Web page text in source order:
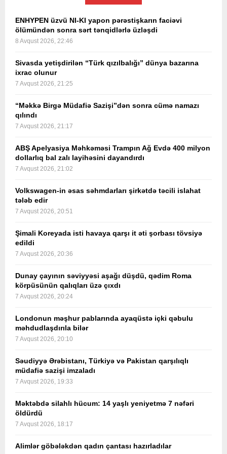
ENHYPEN üzvü NI-KI yapon pərəstişkarın faciəvi
ölümündən sonra sərt tənqidlərlə üzləşdi
8 Avqust 2026, 22:46
Sivasda yetişdirilən “Türk qızılbalığı” dünya bazarına
ixrac olunur
7 Avqust 2026, 21:25
“Məkkə Birgə Müdafiə Sazişi”dən sonra cümə namazı
qılındı
7 Avqust 2026, 21:17
ABŞ Apelyasiya Məhkəməsi Trampın Ağ Evdə 400 milyon
dollarlıq bal zalı layihəsini dayandırdı
7 Avqust 2026, 21:02
Volkswagen-in əsas səhmdarları şirkətdə təcili islahat
tələb edir
7 Avqust 2026, 20:51
Şimali Koreyada isti havaya qarşı it əti şorbası tövsiyə
edildi
7 Avqust 2026, 20:36
Dunay çayının səviyyəsi aşağı düşdü, qədim Roma
körpüsünün qalıqları üzə çıxdı
7 Avqust 2026, 20:24
Londonun məşhur pablarında ayaqüstə içki qəbulu
məhdudlaşdırıla bilər
7 Avqust 2026, 20:10
Səudiyyə Ərəbistanı, Türkiyə və Pakistan qarşılıqlı
müdafiə sazişi imzaladı
7 Avqust 2026, 19:33
Məktəbdə silahlı hücum: 14 yaşlı yeniyetmə 7 nəfəri
öldürdü
7 Avqust 2026, 18:17
Alimlər göbələkdən qadın çantası hazırladılar